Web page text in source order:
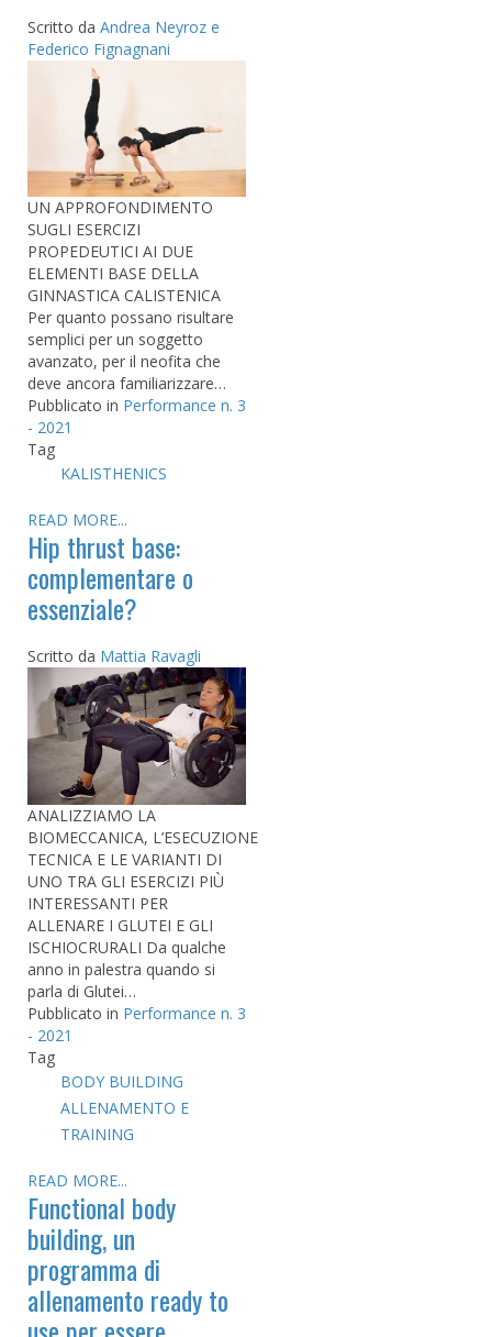
Scritto da Andrea Neyroz e
Federico Fignagnani
UN APPROFONDIMENTO
SUGLI ESERCIZI
PROPEDEUTICI AI DUE
ELEMENTI BASE DELLA
GINNASTICA CALISTENICA
Per quanto possano risultare
semplici per un soggetto
avanzato, per il neofita che
deve ancora familiarizzare…
Pubblicato in Performance n. 3
- 2021
Tag
KALISTHENICS
READ MORE...
Hip thrust base:
complementare o
essenziale?
Scritto da Mattia Ravagli
ANALIZZIAMO LA
BIOMECCANICA, L’ESECUZIONE
TECNICA E LE VARIANTI DI
UNO TRA GLI ESERCIZI PIÙ
INTERESSANTI PER
ALLENARE I GLUTEI E GLI
ISCHIOCRURALI Da qualche
anno in palestra quando si
parla di Glutei…
Pubblicato in Performance n. 3
- 2021
Tag
BODY BUILDING
ALLENAMENTO E
TRAINING
READ MORE...
Functional body
building, un
programma di
allenamento ready to